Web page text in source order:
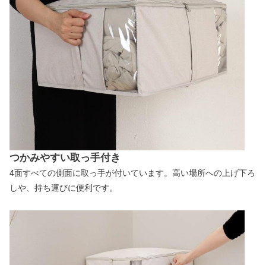
つかみやすい取っ手付き
4面すべての側面に取っ手が付いています。高い場所への上げ下ろ
しや、持ち運びに便利です。